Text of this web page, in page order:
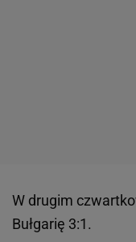
W drugim
Bułgarię 3:1.